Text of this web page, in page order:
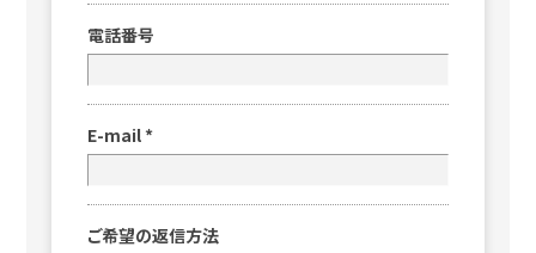
電話番号
E-mail *
ご希望の返信方法